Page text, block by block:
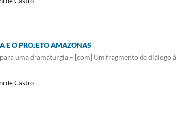
E O PROJETO AMAZONAS
uma dramaturgia – [com] Um fragmento de diálogo
de Castro